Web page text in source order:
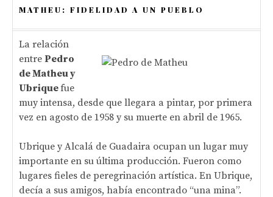
MATHEU: FIDELIDAD A UN PUEBLO
La relación
entre Pedro
de Matheu y
Ubriquefue
muy intensa, desde que llegara a pintar, por primera
vez en agosto de 1958 y su muerte en abril de 1965.
Ubrique y Alcalá de Guadaira ocupan un lugar muy
importante en su última producción. Fueron como
lugares fieles de peregrinación artística. En Ubrique,
decía a sus amigos, había encontrado “una mina”.